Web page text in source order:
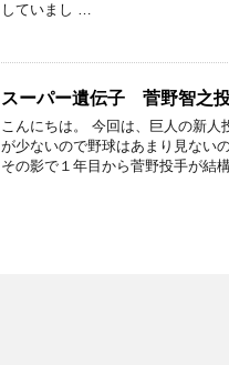
していまし …
スーパー遺伝子 菅野智之
こんにちは。 今回は、巨人の新人
が少ないので野球はあまり見ない
その影で１年目から菅野投手が結